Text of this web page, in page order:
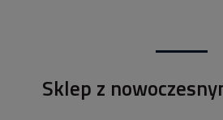
Sklep z